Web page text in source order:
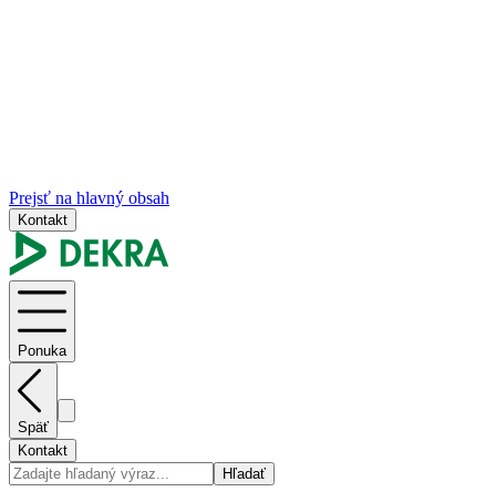
Prejsť na hlavný obsah
Kontakt
Ponuka
Späť
Kontakt
Hľadať